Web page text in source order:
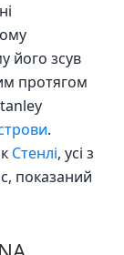
його зсув
протягом
.
Стенлі, усі з
показаний